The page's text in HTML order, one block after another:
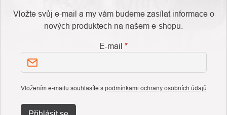
Vložte svůj e-mail a my vám budeme zasílat informace o
nových produktech na našem e-shopu.
E-mail
Vložením e-mailu souhlasíte s podmínkami ochrany osobních údajů